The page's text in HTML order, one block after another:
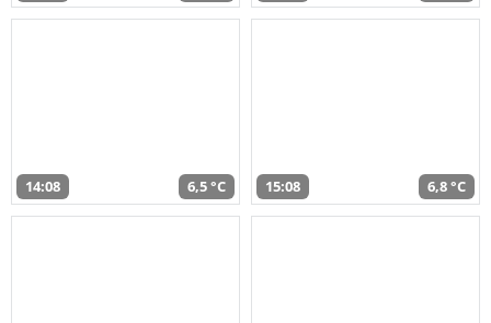
14:08 6,5 °C 15:08 6,8 °C